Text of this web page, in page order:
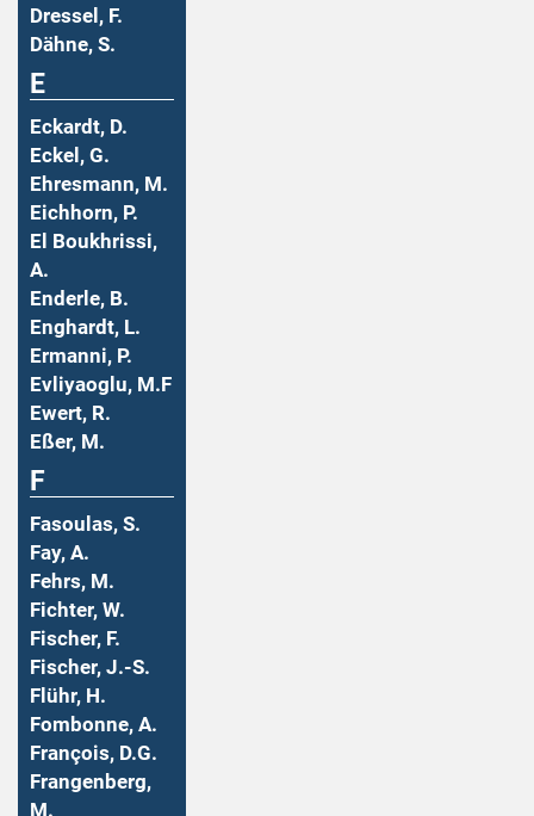
Dressel, F.
Dähne, S.
E
Eckardt, D.
Eckel, G.
Ehresmann, M.
Eichhorn, P.
El Boukhrissi,
A.
Enderle, B.
Enghardt, L.
Ermanni, P.
Evliyaoglu, M.F
Ewert, R.
Eßer, M.
F
Fasoulas, S.
Fay, A.
Fehrs, M.
Fichter, W.
Fischer, F.
Fischer, J.-S.
Flühr, H.
Fombonne, A.
François, D.G.
Frangenberg,
M.